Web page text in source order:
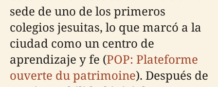
sede de uno de los primeros
colegios jesuitas, lo que marcó a la
ciudad como un centro de
aprendizaje y fe (POP: Plateforme
ouverte du patrimoine). Después de